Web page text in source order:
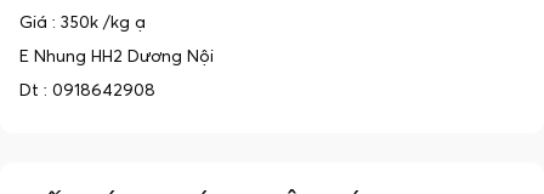
Giá : 350k /kg ạ
E Nhung HH2 Dương Nội
Dt : 0918642908